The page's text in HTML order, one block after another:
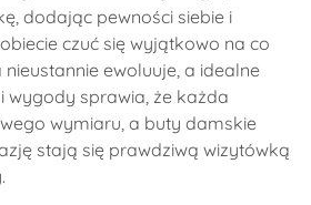
dodając pewności siebie i
czuć się wyjątkowo na co
ewoluuje, a idealne
wygody sprawia, że każda
wymiaru, a buty damskie
stają się prawdziwą wizytówką